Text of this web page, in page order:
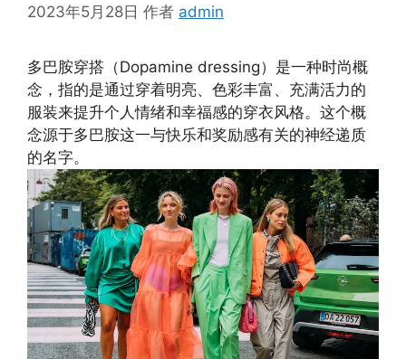
2023年5月28日 作者 admin
多巴胺穿搭（Dopamine dressing）是一种时尚概
念，指的是通过穿着明亮、色彩丰富、充满活力的
服装来提升个人情绪和幸福感的穿衣风格。这个概
念源于多巴胺这一与快乐和奖励感有关的神经递质
的名字。